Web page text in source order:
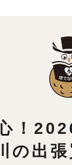
！
の出